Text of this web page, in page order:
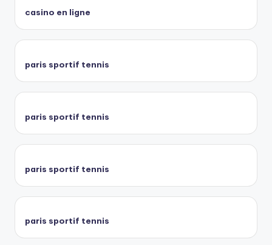
casino en ligne
paris sportif tennis
paris sportif tennis
paris sportif tennis
paris sportif tennis